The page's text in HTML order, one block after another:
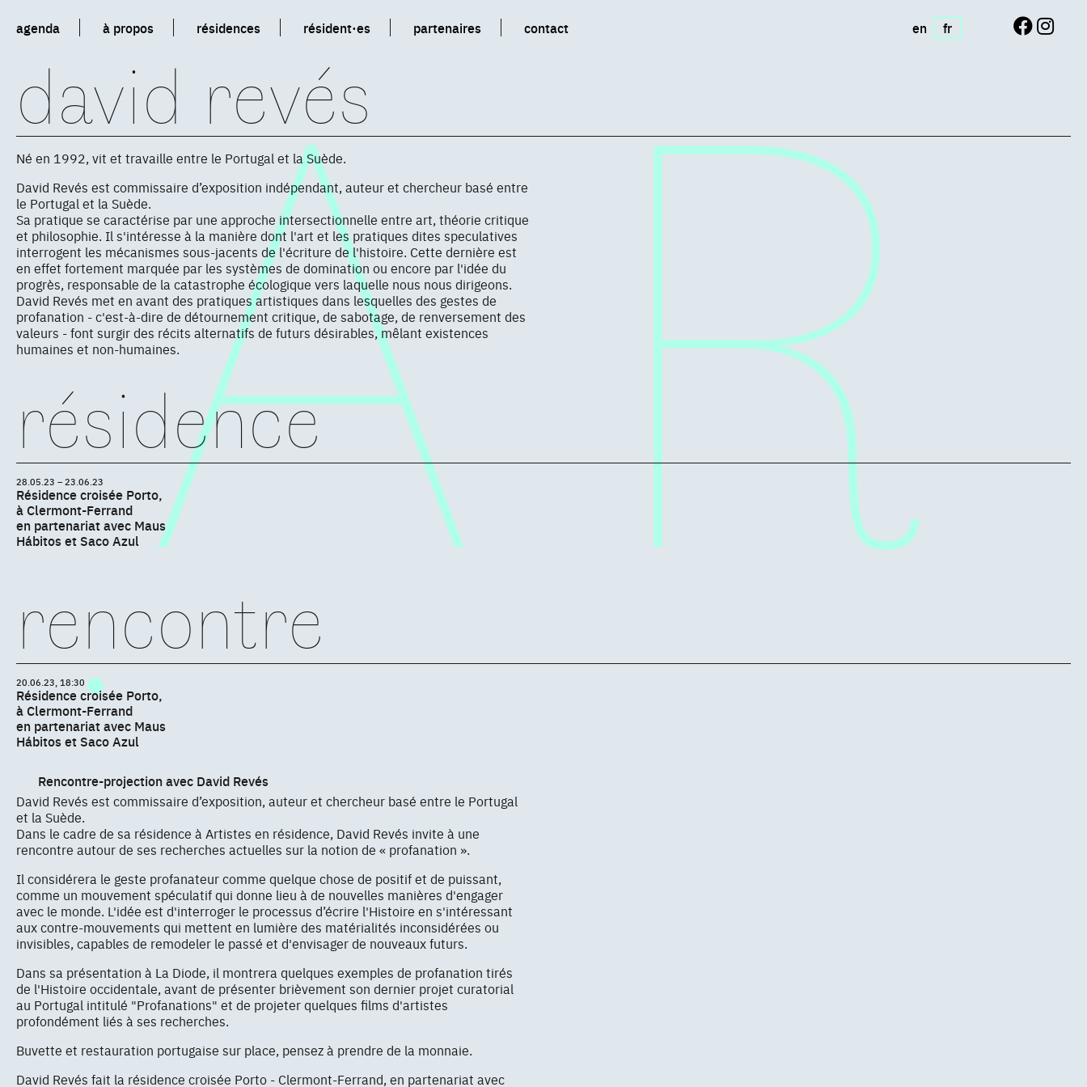
agenda à propos résidences résident·es partenaires contact en fr
david revés
Né en 1992, vit et travaille entre le Portugal et la Suède.
David Revés est commissaire d’exposition indépendant, auteur et chercheur basé entre
le Portugal et la Suède.
Sa pratique se caractérise par une approche intersectionnelle entre art, théorie critique
et philosophie. Il s'intéresse à la manière dont l'art et les pratiques dites speculatives
interrogent les mécanismes sous-jacents de l'écriture de l'histoire. Cette dernière est
en effet fortement marquée par les systèmes de domination ou encore par l'idée du
progrès, responsable de la catastrophe écologique vers laquelle nous nous dirigeons.
David Revés met en avant des pratiques artistiques dans lesquelles des gestes de
profanation - c'est-à-dire de détournement critique, de sabotage, de renversement des
valeurs - font surgir des récits alternatifs de futurs désirables, mêlant existences
humaines et non-humaines.
résidence
28.05.23 – 23.06.23
Résidence croisée Porto,
à Clermont-Ferrand
en partenariat avec Maus
Hábitos et Saco Azul
rencontre
20.06.23, 18:30
Résidence croisée Porto,
à Clermont-Ferrand
en partenariat avec Maus
Hábitos et Saco Azul
Rencontre-projection avec David Revés
David Revés est commissaire d’exposition, auteur et chercheur basé entre le Portugal
et la Suède.
Dans le cadre de sa résidence à Artistes en résidence, David Revés invite à une
rencontre autour de ses recherches actuelles sur la notion de « profanation ».
Il considérera le geste profanateur comme quelque chose de positif et de puissant,
comme un mouvement spéculatif qui donne lieu à de nouvelles manières d'engager
avec le monde. L'idée est d'interroger le processus d’écrire l'Histoire en s'intéressant
aux contre-mouvements qui mettent en lumière des matérialités inconsidérées ou
invisibles, capables de remodeler le passé et d'envisager de nouveaux futurs.
Dans sa présentation à La Diode, il montrera quelques exemples de profanation tirés
de l'Histoire occidentale, avant de présenter brièvement son dernier projet curatorial
au Portugal intitulé "Profanations" et de projeter quelques films d'artistes
profondément liés à ses recherches.
Buvette et restauration portugaise sur place, pensez à prendre de la monnaie.
David Revés fait la résidence croisée Porto - Clermont-Ferrand, en partenariat avec